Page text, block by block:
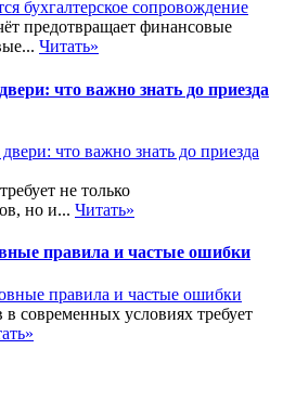
предотвращает финансовые
Читать»
что важно знать до приезда
не только
но и... Читать»
правила и частые ошибки
современных условиях требует